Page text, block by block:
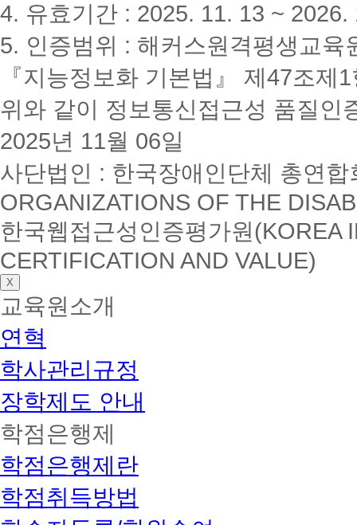
4. 유효기간 : 2025. 11. 13 ~ 2026.
5. 인증범위 : 해커스원격평생교육
『지능정보화 기본법』 제47조
위와 같이 정보통신접근성 품질인
2025년 11월 06일
사단법인 : 한국장애인단체 총연
ORGANIZATIONS OF THE
한국웹접근성인증평가원(KOREA
CERTIFICATION AND VALUE)
X
교육원소개
연혁
학사관리규정
장학제도 안내
학점은행제
학점은행제란
학점취득방법